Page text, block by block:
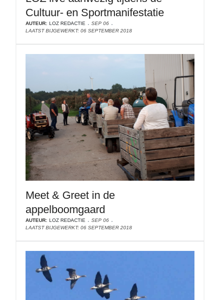
Cultuur- en Sportmanifestatie
AUTEUR: LOZ REDACTIE
SEP 06
LAATST BIJGEWERKT: 06 SEPTEMBER 2018
Meet & Greet in de
appelboomgaard
AUTEUR: LOZ REDACTIE
SEP 06
LAATST BIJGEWERKT: 06 SEPTEMBER 2018